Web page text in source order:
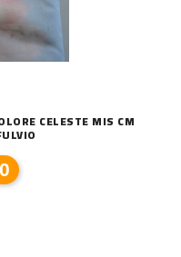
CELESTE MIS CM